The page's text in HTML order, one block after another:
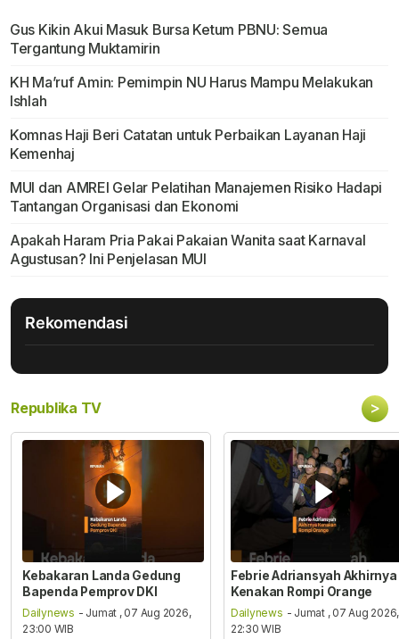
Gus Kikin Akui Masuk Bursa Ketum PBNU: Semua
Tergantung Muktamirin
KH Ma’ruf Amin: Pemimpin NU Harus Mampu Melakukan
Ishlah
Komnas Haji Beri Catatan untuk Perbaikan Layanan Haji
Kemenhaj
MUI dan AMREI Gelar Pelatihan Manajemen Risiko Hadapi
Tantangan Organisasi dan Ekonomi
Apakah Haram Pria Pakai Pakaian Wanita saat Karnaval
Agustusan? Ini Penjelasan MUI
Rekomendasi
Republika TV >
Kebakaran Landa Gedung
Bapenda Pemprov DKI
Dailynews - Jumat , 07 Aug 2026,
23:00 WIB
Febrie Adriansyah Akhirnya
Kenakan Rompi Orange
Dailynews - Jumat , 07 Aug 2026,
22:30 WIB